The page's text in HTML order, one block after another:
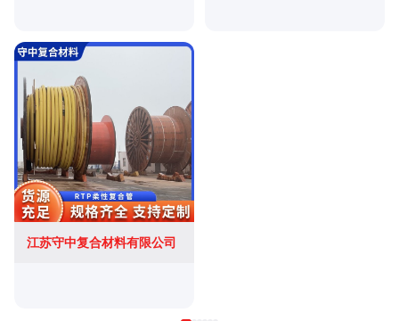
江苏守中复合材料有限公司